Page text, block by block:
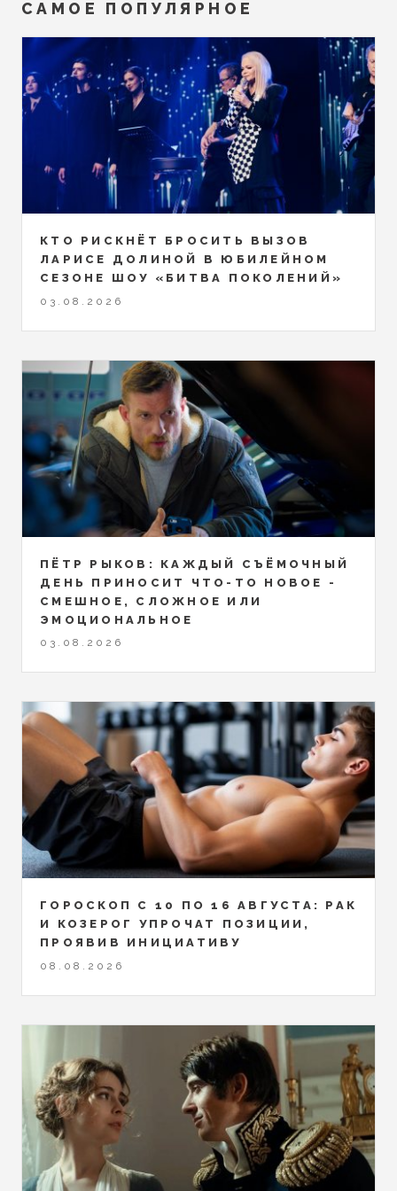
САМОЕ ПОПУЛЯРНОЕ
КТО РИСКНЁТ БРОСИТЬ ВЫЗОВ
ЛАРИСЕ ДОЛИНОЙ В ЮБИЛЕЙНОМ
СЕЗОНЕ ШОУ «БИТВА ПОКОЛЕНИЙ»
03.08.2026
ПЁТР РЫКОВ: КАЖДЫЙ СЪЁМОЧНЫЙ
ДЕНЬ ПРИНОСИТ ЧТО-ТО НОВОЕ -
СМЕШНОЕ, СЛОЖНОЕ ИЛИ
ЭМОЦИОНАЛЬНОЕ
03.08.2026
ГОРОСКОП С 10 ПО 16 АВГУСТА: РАК
И КОЗЕРОГ УПРОЧАТ ПОЗИЦИИ,
ПРОЯВИВ ИНИЦИАТИВУ
08.08.2026